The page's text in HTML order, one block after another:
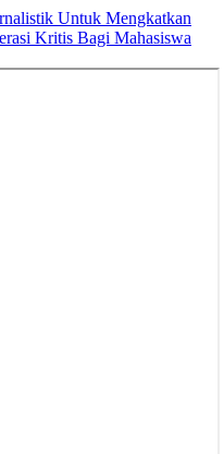
Untuk Mengkatkan
Kritis Bagi Mahasiswa